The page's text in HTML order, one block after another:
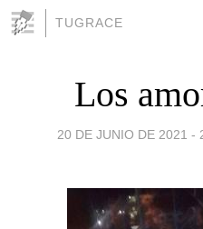
TUGRACE
Los
20 DE JUNIO DE 2021 -